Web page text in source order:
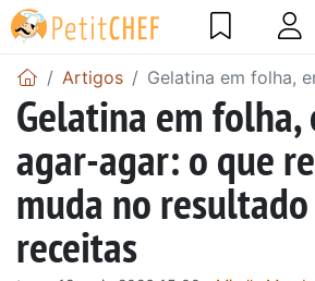
Artigos Gelatina em folha,
Gelatina em folha,
agar-agar: o que
muda no
receitas